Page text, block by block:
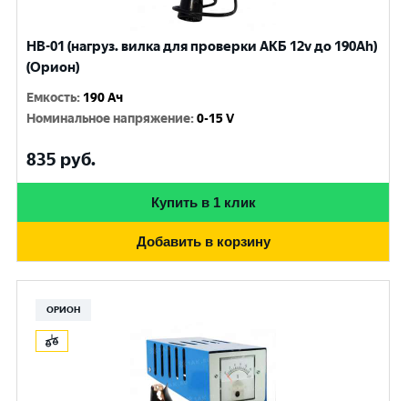
НВ-01 (нагруз. вилка для проверки АКБ 12v до 190Ah)
(Орион)
Емкость: 190 Ач
Номинальное напряжение:0-15 V
835 руб.
Купить в 1 клик
Добавить в корзину
ОРИОН